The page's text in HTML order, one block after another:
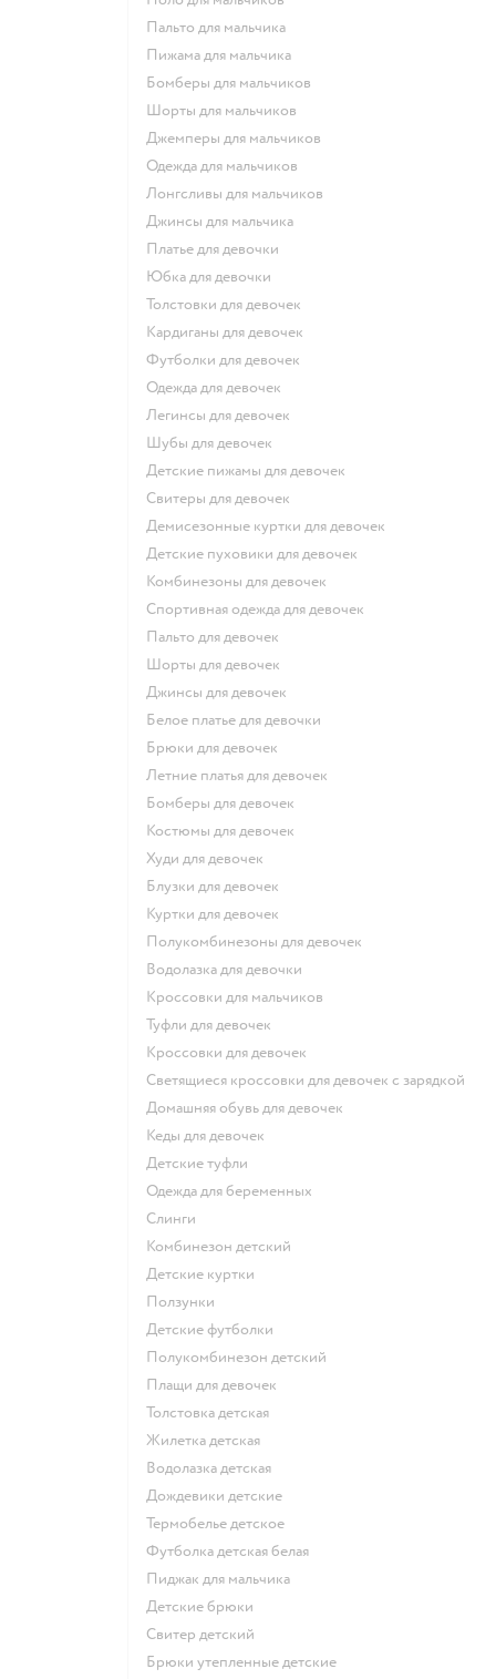
Пальто для мальчика
Пижама для мальчика
Бомберы для мальчиков
Шорты для мальчиков
Джемперы для мальчиков
Одежда для мальчиков
Лонгсливы для мальчиков
Джинсы для мальчика
Платье для девочки
Юбка для девочки
Толстовки для девочек
Кардиганы для девочек
Футболки для девочек
Одежда для девочек
Легинсы для девочек
Шубы для девочек
Детские пижамы для девочек
Свитеры для девочек
Демисезонные куртки для девочек
Детские пуховики для девочек
Комбинезоны для девочек
Спортивная одежда для девочек
Пальто для девочек
Шорты для девочек
Джинсы для девочек
Белое платье для девочки
Брюки для девочек
Летние платья для девочек
Бомберы для девочек
Костюмы для девочек
Худи для девочек
Блузки для девочек
Куртки для девочек
Полукомбинезоны для девочек
Водолазка для девочки
Кроссовки для мальчиков
Туфли для девочек
Кроссовки для девочек
Светящиеся кроссовки для девочек с зарядкой
Домашняя обувь для девочек
Кеды для девочек
Детские туфли
Одежда для беременных
Слинги
Комбинезон детский
Детские куртки
Ползунки
Детские футболки
Полукомбинезон детский
Плащи для девочек
Толстовка детская
Жилетка детская
Водолазка детская
Дождевики детские
Термобелье детское
Футболка детская белая
Пиджак для мальчика
Детские брюки
Свитер детский
Брюки утепленные детские